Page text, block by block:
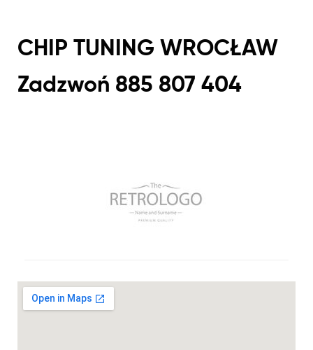
CHIP TUNING WROCŁAW
Zadzwoń 885 807 404